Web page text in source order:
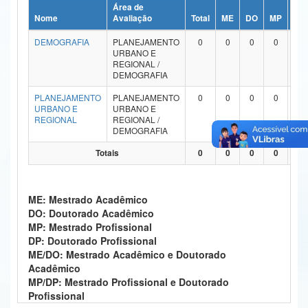
Ministério da Ciência, Tecnologia, Inovações e Comunicações
Ministério do Meio Ambiente
Ministério do Desenvolvimento Regional
Ministério da Mulher, da Família e dos Direitos Humanos
Secretaria de Governo
Gabinete de Segurança Institucional
Advocacia-Geral da União
Banco Central do Brasil
Nome
Área de
Avaliação
Total ME DO MP
DEMOGRAFIA
PLANEJAMENTO
URBANO E
REGIONAL /
DEMOGRAFIA
0 0 0 0
PLANEJAMENTO
URBANO E
REGIONAL
PLANEJAMENTO
URBANO E
REGIONAL /
DEMOGRAFIA
0 0 0 0
Totais 0 0 0 0
ME: Mestrado Acadêmico
DO: Doutorado Acadêmico
MP: Mestrado Profissional
DP: Doutorado Profissional
ME/DO: Mestrado Acadêmico e Doutorado
Acadêmico
MP/DP: Mestrado Profissional e Doutorado
Profissional